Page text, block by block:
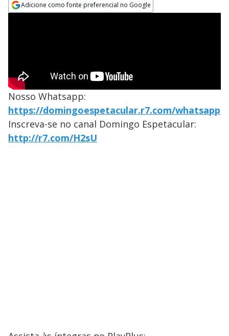
Adicione como fonte preferencial no Google
Nosso Whatsapp:
https://domingoespetacular.r7.com/whatsapp
Inscreva-se no canal Domingo Espetacular:
http://r7.com/H2sU